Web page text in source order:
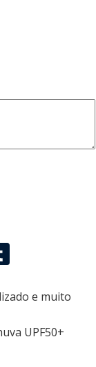
e muito
UPF50+